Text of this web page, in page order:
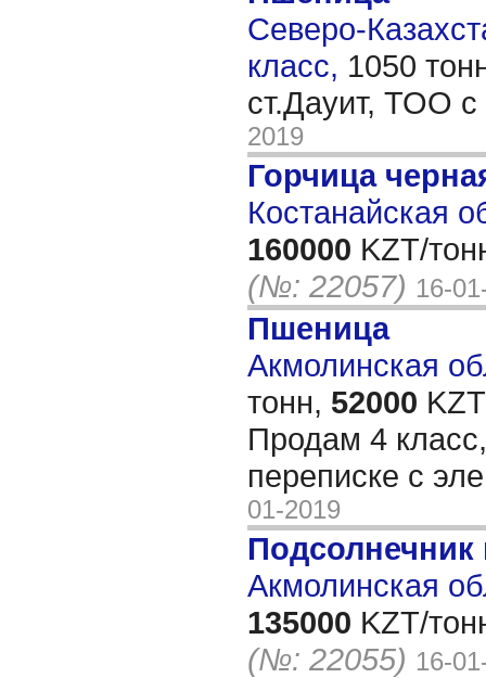
Северо-
класс, 1050
ст.Дауит, ТОО
2019
Горчица
Костанайская
160000 KZT/
(№: 22057) 16-
Пшеница
Акмолинская
тонн, 52000
Продам 4
переписке с
01-2019
Акмолинская
135000 KZT/
(№: 22055) 16-